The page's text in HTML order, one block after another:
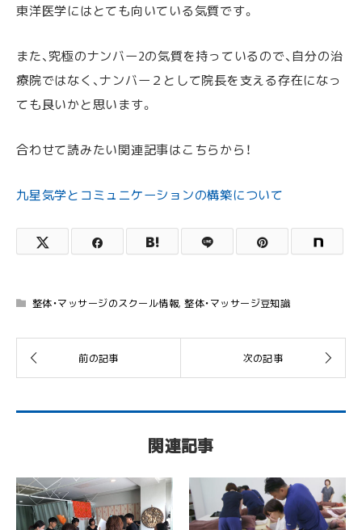
東洋医学にはとても向いている気質です。
また、究極のナンバー2の気質を持っているので、自分の治
療院ではなく、ナンバー２として院長を支える存在になっ
ても良いかと思います。
合わせて読みたい関連記事はこちらから！
九星気学とコミュニケーションの構築について
整体・マッサージのスクール情報,整体・マッサージ豆知識
関連記事